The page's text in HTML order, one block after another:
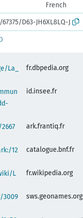
French
D63-JH6XL8LQ-J
La_ fr.dbpedia.org
id.insee.fr
ark.frantiq.fr
12 catalogue.bnf.fr
L fr.wikipedia.org
3009 sws.geonames.org